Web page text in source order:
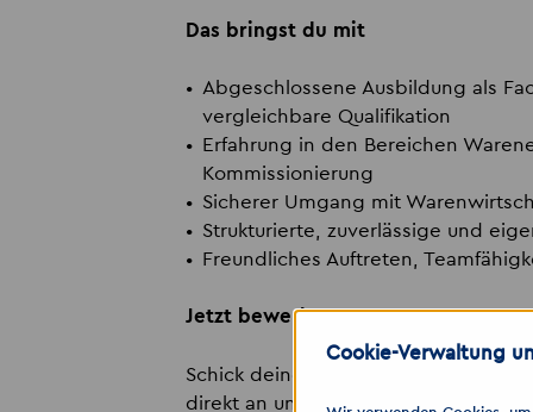
Das bringst du mit
Abgeschlossene Ausbildung als
vergleichbare Qualifikation
Erfahrung in den Bereichen
Kommissionierung
Sicherer Umgang mit
Strukturierte, zuverlässige und
Freundliches Auftreten,
Jetzt bewerben!
Schick deine Bewerbung an
direkt an unter0341 9837828 bzw.
Cookie-Verwaltung